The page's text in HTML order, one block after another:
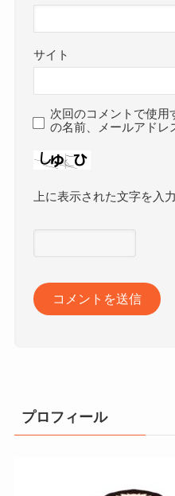
サイト
次回のコメントで使用
の名前、メールアドレ
上に表示された文字を入
プロフィール